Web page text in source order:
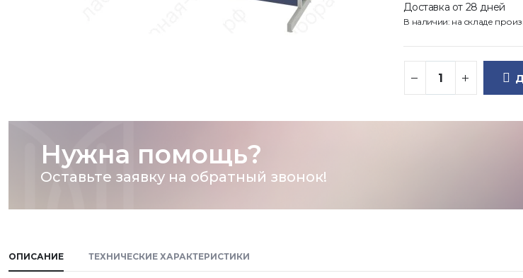
Доставка от 28 дней
В наличии: на складе
Нужна помощь?
Оставьте заявку на обратный звонок!
ОПИСАНИЕ ТЕХНИЧЕСКИЕ ХАРАКТЕРИСТИКИ